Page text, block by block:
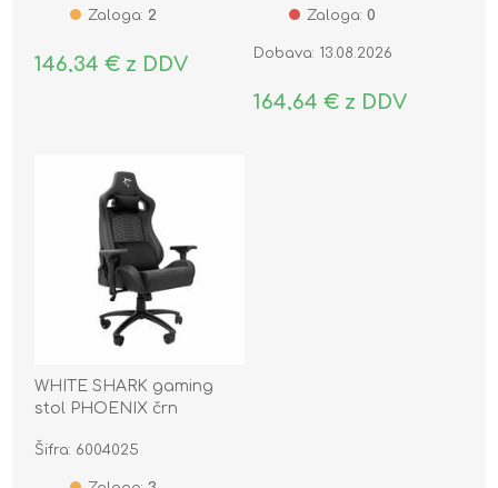
Zaloga: 2
146,34 € z DDV
Zaloga: 0
Dobava: 13.08.2026
164,64 € z DDV
WHITE SHARK gaming
stol PHOENIX črn
Šifra: 6004025